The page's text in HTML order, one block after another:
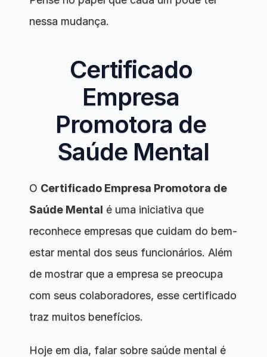
nessa mudança.
Certificado
Empresa
Promotora de
Saúde Mental
O Certificado Empresa Promotora de
Saúde Mental é uma iniciativa que
reconhece empresas que cuidam do bem-
estar mental dos seus funcionários. Além
de mostrar que a empresa se preocupa
com seus colaboradores, esse certificado
traz muitos benefícios.
Hoje em dia, falar sobre saúde mental é